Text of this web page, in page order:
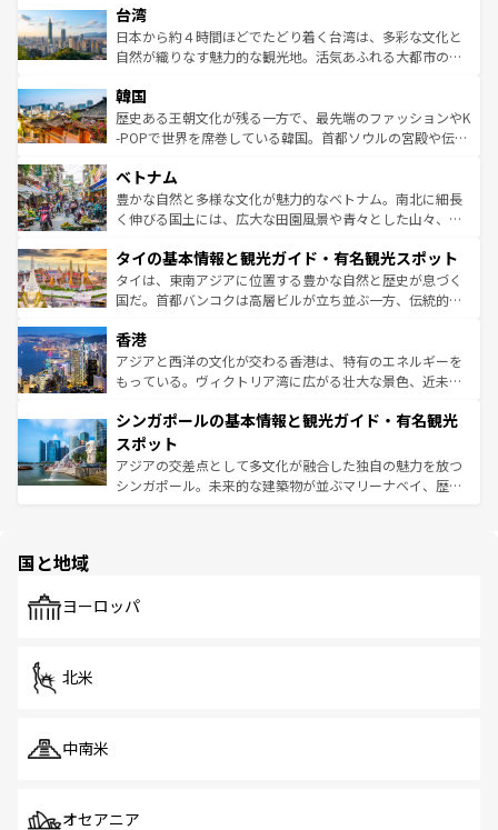
人々、おいしいローカルフードやハワイアンミュージッ
ク、伝統的なフラダンスなど、すべてがハワイの魅力を彩
っている。訪れるたびに新しい発見と感動が待っているハ
はコンテンツ一覧
リアリーフや大陸中央部にそびえるウルル（エアーズロッ
ク）、タスマニアの美しい原生林やケアンズの熱帯雨林な
ど、見どころがたくさん。また、カフェやワイン、オージ
いる。アクティビティも充実しており、サーフィンやダイ
ビング、ハイキングなど、アウトドア好きにはたまらな
い。オーストラリアの多彩な魅力を存分に味わいつくそ
参照してほしい。
台湾
日本から約４時間ほどでたどり着く台湾は、多彩な文化と
自然が織りなす魅力的な観光地。活気あふれる大都市の台
ン）、静ひつな山岳地帯である台湾東部など、都市の喧騒
と山間の静けさが共存しており、訪れる人に新しい発見と
驚きをもたらしてくれる。また、奥深い台湾の食文化も魅
容にもいいと評判のスイーツなど、バラエティ豊かな料理
が味わえる。 なお、新着の台湾情報は コンテンツ一覧を参
照してほしい。
韓国
歴史ある王朝文化が残る一方で、最先端のファッションやK
-POPで世界を席巻している韓国。首都ソウルの宮殿や伝統
き、地方に足を延ばせば四季折々の自然美を楽しむことが
できる。そして、キムチや焼肉、絶品のストリートフード
まで、さまざまな韓国料理が待っている。夜には、韓国な
リティに包まれながら、韓国の多彩な魅力を心ゆくまで味
わってみてほしい。 なお、新着の韓国情報はコンテンツ一
覧を参照してほしい。
ベトナム
豊かな自然と多様な文化が魅力的なベトナム。南北に細長
く伸びる国土には、広大な田園風景や青々とした山々、世
急速な発展と共に伝統が息づく。ハノイの古い町並みやホ
ーチミン市のフランス統治時代の建物も、独特の雰囲気を
醸し出している。また、バラエティの豊かさとおいしさで
とつ。フォーやバインミー、ベトナムコーヒーなどは、ぜ
ひ現地で味わいたい。どの地域を訪れてもあたたかい人々
が旅行者を迎えてくれるので、きっと忘れられない旅にな
参照してほしい。
タイの基本情報と観光ガイド・有名観光スポット
タイは、東南アジアに位置する豊かな自然と歴史が息づく
国だ。首都バンコクは高層ビルが立ち並ぶ一方、伝統的な
の活気が交差している。北部ではチェンマイなどの山岳地
帯で自然と触れ合い、南部ではプーケットやクラビの美し
いビーチでリゾート気分を楽しむことができる。タイ料理
激する。気候は一年中温暖で、どの季節にも異なる楽しみ
が待っている。親しみやすいタイの人々、仏教を中心とし
た文化、そして多様な観光資源が、訪れる旅人を魅了し続
ける。 なお、新着のタイ情報はコンテンツ一覧を参照して
香港
アジアと西洋の文化が交わる香港は、特有のエネルギーを
もっている。ヴィクトリア湾に広がる壮大な景色、近未来
み、どこを訪れても感動するはず。観光スポットが密集し
ており、効率よく見どころを回れるのも魅力。息をのむよ
うな絶景から文化的な体験まで、香港を存分に楽しみ尽く
そう。 なお、新着の香港情報はコンテンツ一覧を参照して
シンガポールの基本情報と観光ガイド・有名観光
スポット
アジアの交差点として多文化が融合した独自の魅力を放つ
シンガポール。未来的な建築物が並ぶマリーナベイ、歴史
で、ホーカーズは地元の風情を楽しめる外せないスポット
国と地域
ヨーロッパ
北米
中南米
オセアニア